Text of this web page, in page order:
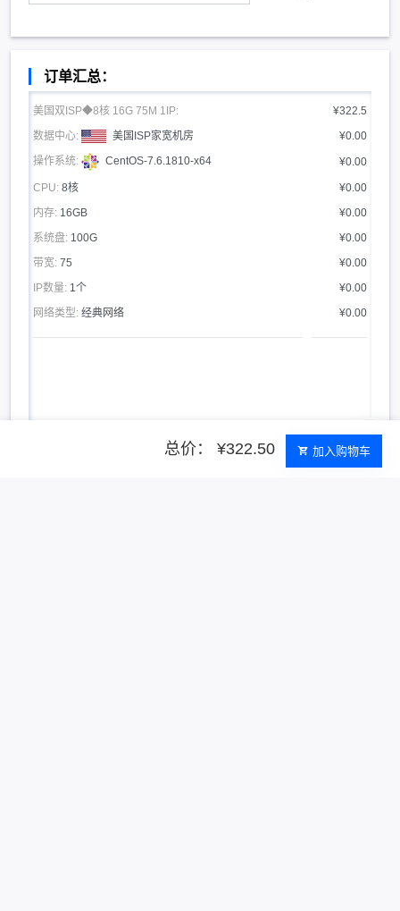
订单汇总：
美国双ISP◆8核 16G 75M 1IP:
¥322.5
数据中心:
美国ISP家宽机房 ¥0.00
操作系统: CentOS-7.6.1810-x64 ¥0.00
CPU: 8核
¥0.00
内存: 16GB
¥0.00
系统盘: 100G
¥0.00
带宽: 75
¥0.00
IP数量: 1个
¥0.00
网络类型: 经典网络 ¥0.00
总价： ¥322.50 加入购物车